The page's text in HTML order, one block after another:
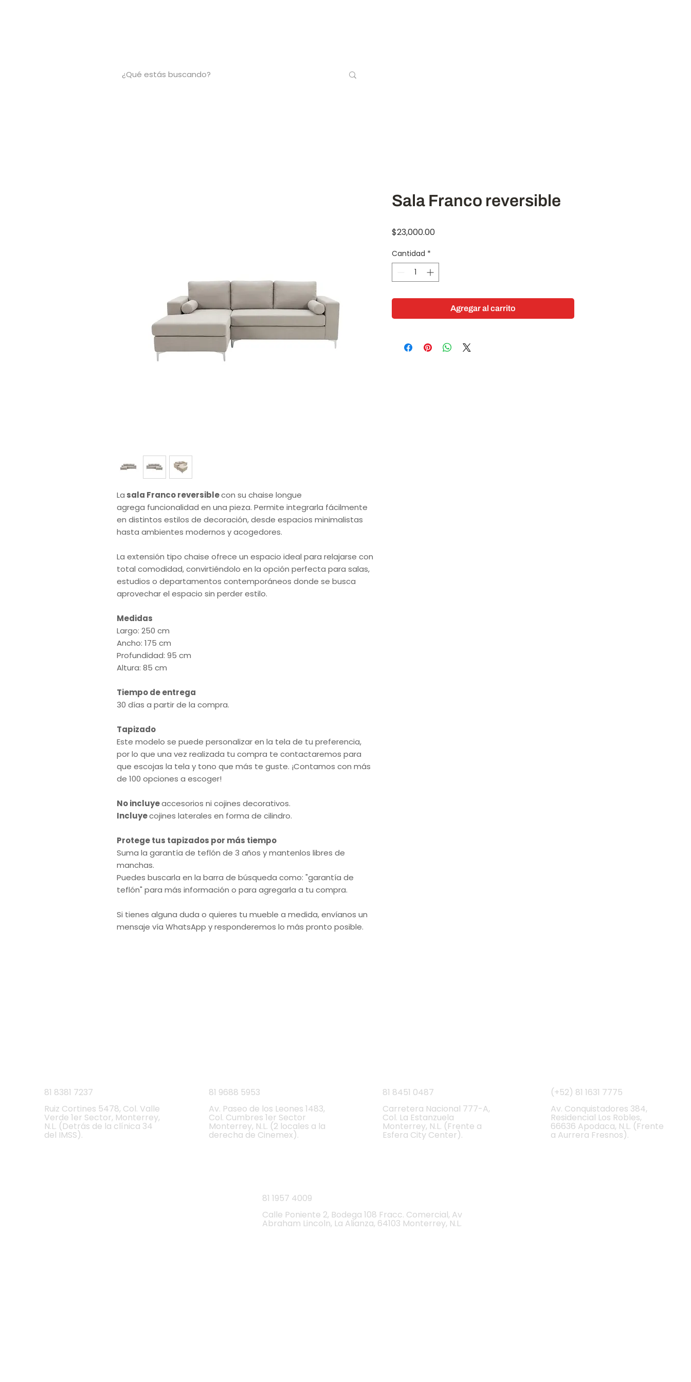
La sala Franco reversiblecon su chaise longue
agrega funcionalidad en una pieza. Permite integrarla fácilmente
en distintos estilos de decoración, desde espacios minimalistas
hasta ambientes modernos y acogedores.
La extensión tipo chaise ofrece un espacio ideal para relajarse con
total comodidad, convirtiéndolo en la opción perfecta para salas,
estudios o departamentos contemporáneos donde se busca
aprovechar el espacio sin perder estilo.
Medidas
Largo: 250 cm
Ancho: 175 cm
Profundidad: 95 cm
Altura: 85 cm
Tiempo de entrega
30 días a partir de la compra.
Tapizado
Este modelo se puede personalizar en la tela de tu preferencia,
por lo que una vez realizada tu compra te contactaremos para
que escojas la tela y tono que más te guste. ¡Contamos con más
de 100 opciones a escoger!
No incluyeaccesorios ni cojines decorativos.
Incluyecojines laterales en forma de cilindro.
Protege tus tapizados por más tiempo
Suma la garantía de teflón de 3 años y mantenlos libres de
manchas.
Puedes buscarla en la barra de búsqueda como: "garantía de
teflón" para más información o para agregarla a tu compra.
Si tienes alguna duda o quieres tu mueble a medida, envíanos un
mensaje vía WhatsApp y responderemos lo más pronto posible.
Sala Franco reversible
$23,000.00Precio
Cantidad *
Agregar al carrito
81 8381 7237
Ruiz Cortines 5478, Col. Valle
Verde 1er Sector, Monterrey,
N.L. (Detrás de la clínica 34
del IMSS).
81 9688 5953
Av. Paseo de los Leones 1483,
Col. Cumbres 1er Sector
Monterrey, N.L. (2 locales a la
derecha de Cinemex).
81 8451 0487
Carretera Nacional 777-A,
Col. La Estanzuela
Monterrey, N.L. (Frente a
Esfera City Center).
(+52) 81 1631 7775
Av. Conquistadores 384,
Residencial Los Robles,
66636 Apodaca, N.L. (Frente
a Aurrera Fresnos).
81 1957 4009
Calle Poniente 2, Bodega 108 Fracc. Comercial, Av
Abraham Lincoln, La Alianza, 64103 Monterrey, N.L.